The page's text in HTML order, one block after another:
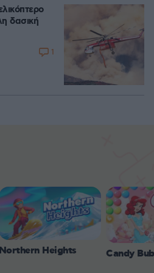
δασική
1
Northern Heights Candy